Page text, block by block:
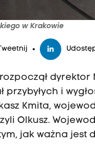
w Krakowie
dyrektor
przybyłych i
Kmita,
Olkusz.
jak ważna